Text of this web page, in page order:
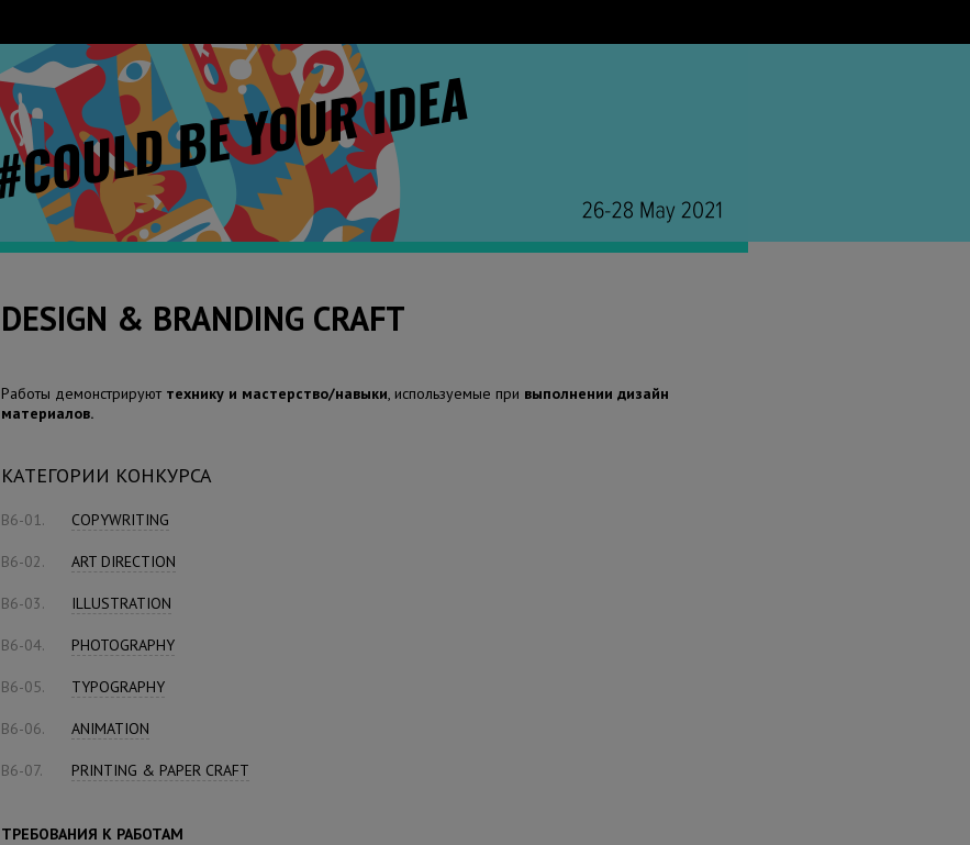
DESIGN & BRANDING CRAFT
Работы демонстрируют технику и мастерство/навыки, используемые при выполнении дизайн
материалов.
КАТЕГОРИИ КОНКУРСА
B6-01. COPYWRITING
B6-02. ART DIRECTION
B6-03. ILLUSTRATION
B6-04. PHOTOGRAPHY
B6-05. TYPOGRAPHY
B6-06. ANIMATION
B6-07. PRINTING & PAPER CRAFT
ТРЕБОВАНИЯ К РАБОТАМ